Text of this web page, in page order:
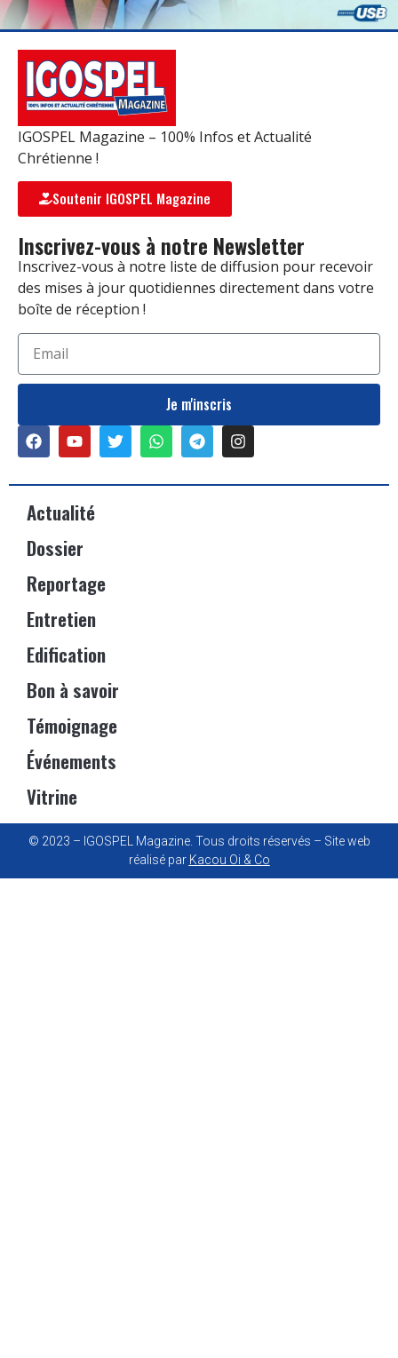
IGOSPEL Magazine – 100% Infos et Actualité
Chrétienne !
Soutenir IGOSPEL Magazine
Inscrivez-vous à notre Newsletter
Inscrivez-vous à notre liste de diffusion pour recevoir
des mises à jour quotidiennes directement dans votre
boîte de réception !
Je m'inscris
Actualité
Dossier
Reportage
Entretien
Edification
Bon à savoir
Témoignage
Événements
Vitrine
© 2023 – IGOSPEL Magazine. Tous droits réservés – Site web
réalisé par Kacou Oi & Co